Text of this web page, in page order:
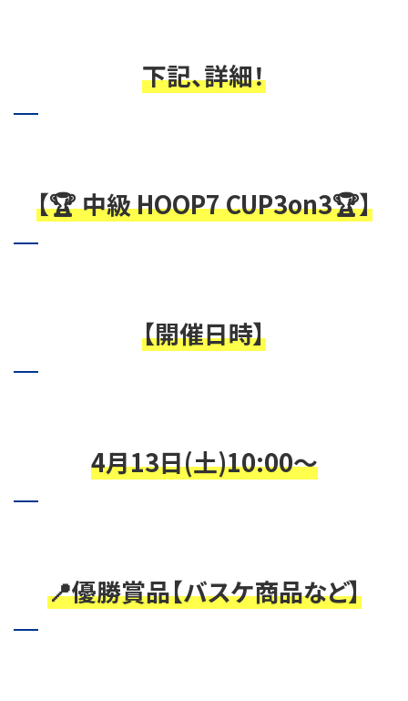
下記、詳細！
【🏆 中級 HOOP7 CUP3on3🏆】
【開催日時】
4月13日(土)10:00～
📍優勝賞品【バスケ商品など】